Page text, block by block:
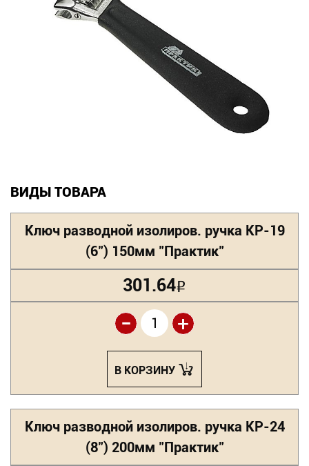
+7
(831)
01-
01
ВИДЫ ТОВАРА
Ключ разводной изолиров. ручка КР-19
(6") 150мм "Практик"
301.64Р
+
-
В КОРЗИНУ
Ключ разводной изолиров. ручка КР-24
(8") 200мм "Практик"